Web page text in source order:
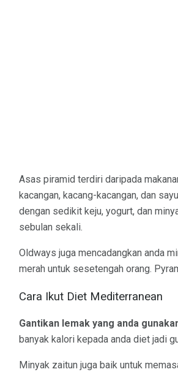
Asas piramid terdiri daripada
kacangan, kacang-kacangan, dan
dengan sedikit keju, yogurt, dan
sebulan sekali.
Oldways juga mencadangkan anda
merah untuk sesetengah orang.
Cara Ikut Diet Mediterranean
Gantikan lemak yang anda
banyak kalori kepada anda diet jadi
Minyak zaitun juga baik untuk